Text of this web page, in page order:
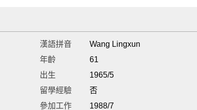
漢語拼音 Wang Lingxun
年齡 61
出生 1965/5
留學經驗 否
參加工作 1988/7